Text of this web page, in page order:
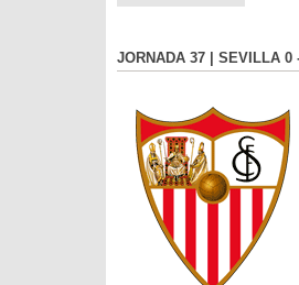
JORNADA 37 | SEVILLA 0